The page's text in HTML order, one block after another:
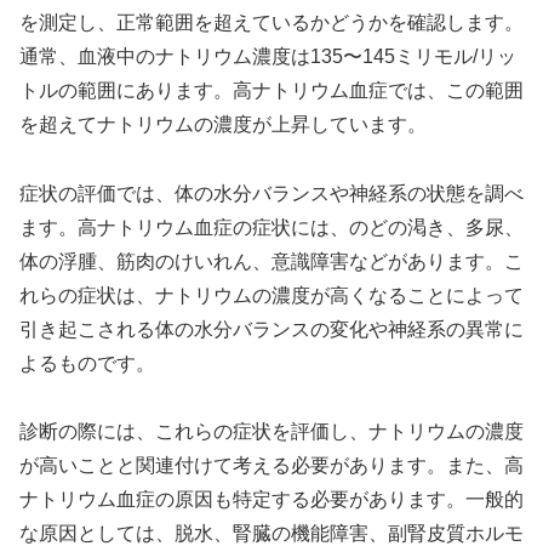
を測定し、正常範囲を超えているかどうかを確認します。
通常、血液中のナトリウム濃度は135〜145ミリモル/リッ
トルの範囲にあります。高ナトリウム血症では、この範囲
を超えてナトリウムの濃度が上昇しています。
症状の評価では、体の水分バランスや神経系の状態を調べ
ます。高ナトリウム血症の症状には、のどの渇き、多尿、
体の浮腫、筋肉のけいれん、意識障害などがあります。こ
れらの症状は、ナトリウムの濃度が高くなることによって
引き起こされる体の水分バランスの変化や神経系の異常に
よるものです。
診断の際には、これらの症状を評価し、ナトリウムの濃度
が高いことと関連付けて考える必要があります。また、高
ナトリウム血症の原因も特定する必要があります。一般的
な原因としては、脱水、腎臓の機能障害、副腎皮質ホルモ